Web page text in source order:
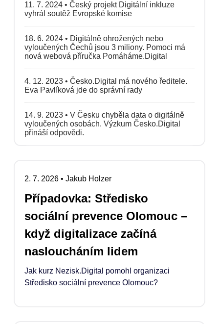
11. 7. 2024 • Český projekt Digitální inkluze
vyhrál soutěž Evropské komise
18. 6. 2024 • Digitálně ohrožených nebo
vyloučených Čechů jsou 3 miliony. Pomoci má
nová webová příručka Pomáháme.Digital
4. 12. 2023 • Česko.Digital má nového ředitele.
Eva Pavlíková jde do správní rady
14. 9. 2023 • V Česku chyběla data o digitálně
vyloučených osobách. Výzkum Česko.Digital
přináší odpovědi.
2. 7. 2026 • Jakub Holzer
Případovka: Středisko
sociální prevence Olomouc –
když digitalizace začíná
nasloucháním lidem
Jak kurz Nezisk.Digital pomohl organizaci
Středisko sociální prevence Olomouc?